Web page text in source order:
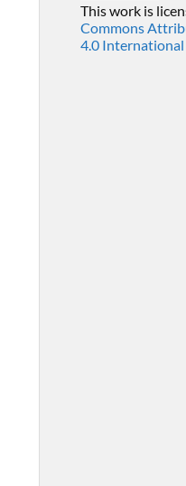
This work is
Commons
4.0 International